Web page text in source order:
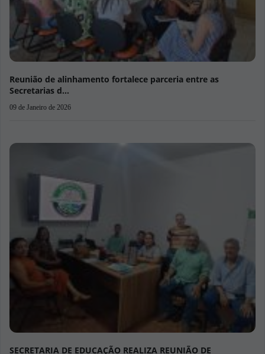
MOVIMENTA SAEB E CAED EM ALTO PARAGUAI
29 de Agosto de 2025
fortalec…